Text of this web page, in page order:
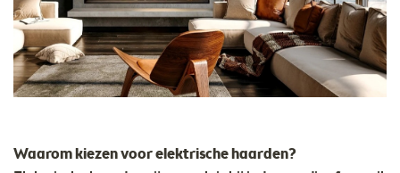
Waarom kiezen voor elektrische haarden?